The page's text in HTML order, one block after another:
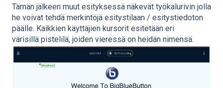
Tämän jälkeen muut esityksessä näkevät työkalurivin jolla
he voivat tehdä merkintöjä esitystilaan / esitystiedoton
päälle. Kaikkien käyttäjien kursorit esitetään eri
värisillä pistelilä, joiden vieressä on heidän nimensä.